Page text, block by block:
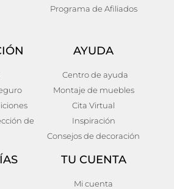
Silla osidda
250,00€
Añadir al carrito
Programa de Afiliados
de
AYUDA
Centro de ayuda
Montaje de muebles
Cita Virtual
Inspiración
Consejos de decoración
TU CUENTA
Mi cuenta